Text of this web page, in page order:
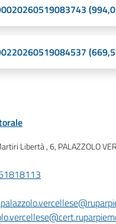
Libertà , 6, PALAZZOLO